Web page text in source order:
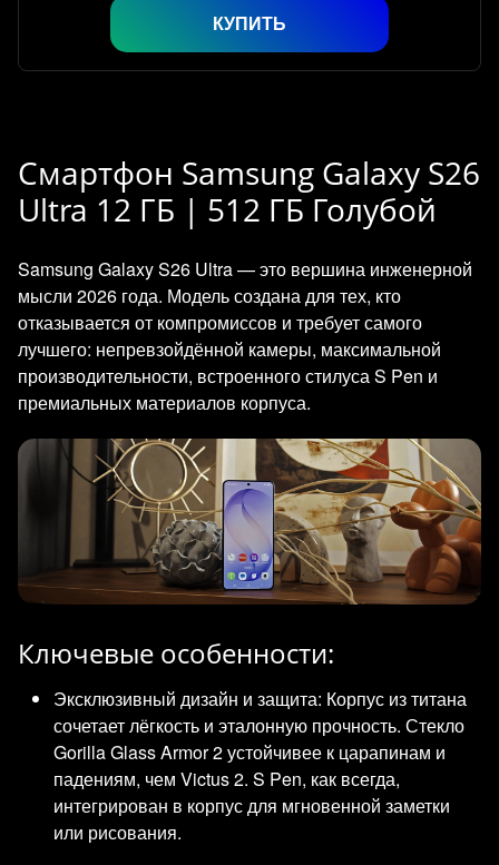
КУПИТЬ
Смартфон Samsung Galaxy S26
Ultra 12 ГБ | 512 ГБ Голубой
Samsung Galaxy S26 Ultra — это вершина инженерной
мысли 2026 года. Модель создана для тех, кто
отказывается от компромиссов и требует самого
лучшего: непревзойдённой камеры, максимальной
производительности, встроенного стилуса S Pen и
премиальных материалов корпуса.
Ключевые особенности:
Эксклюзивный дизайн и защита: Корпус из титана
сочетает лёгкость и эталонную прочность. Стекло
Gorilla Glass Armor 2 устойчивее к царапинам и
падениям, чем Victus 2. S Pen, как всегда,
интегрирован в корпус для мгновенной заметки
или рисования.